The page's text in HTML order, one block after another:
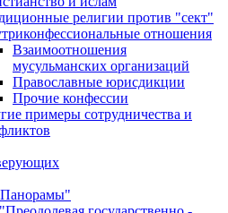
религии против "сект"
отношения
Взаимоотношения
мусульманских организаций
Православные юрисдикции
Прочие конфессии
примеры сотрудничества и